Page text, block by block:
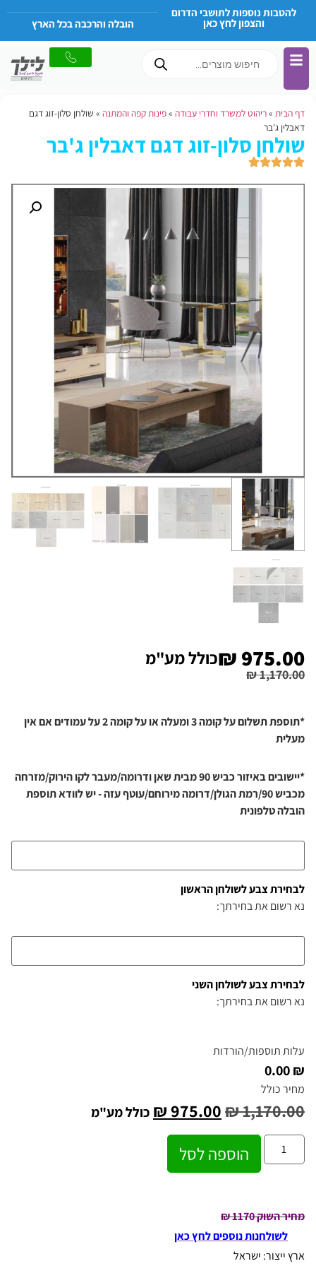
להטבות נוספות לתושבי הדרום
והצפון לחץ כאן הובלה והרכבה בכל הארץ
דף הבית »ריהוט למשרד וחדרי עבודה »פינות קפה והמתנה » שולחן סלון-זוג דגם
דאבלין ג'בר
שולחן סלון-זוג דגם דאבלין ג'בר
₪1,170.00
₪ 975.00 כולל מע"מ
*תוספת תשלום על קומה 3 ומעלה או על קומה 2 על עמודים אם אין
מעלית
*יישובים באיזור כביש 90 מבית שאן ודרומה/מעבר לקו הירוק/מזרחה
מכביש 90/רמת הגולן/דרומה מירוחם/עוטף עזה - יש לוודא תוספת
הובלה טלפונית
לבחירת צבע לשולחן הראשון
נא רשום את בחירתך:
לבחירת צבע לשולחן השני
נא רשום את בחירתך:
עלות תוספות/הורדות
₪ 0.00
מחיר כולל
₪1,170.00
₪975.00 כולל מע"מ
הוספה לסל
מחיר השוק 1170 ₪
לשולחנות נוספים לחץ כאן
ארץ ייצור: ישראל